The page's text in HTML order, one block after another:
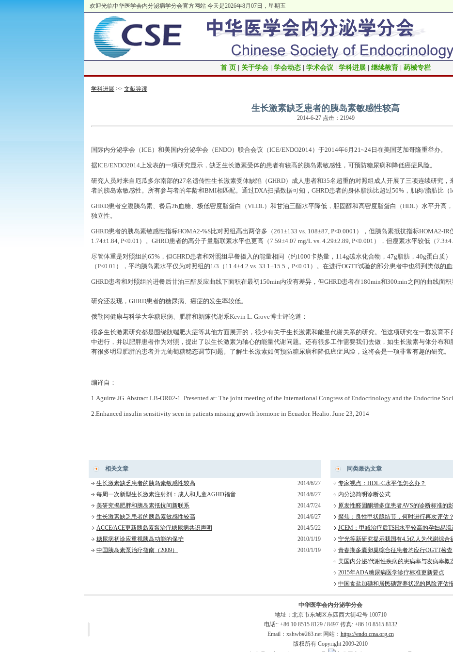
欢迎光临中华医学会内分泌病学分会官方网站 今天是2026年8月07日，星期五
首 页 关于学会 学会动态 学术会议 学科进展 继续教育 药械专栏
学科进展 >> 文献导读
生长激素缺乏患者的胰岛素敏感性较高
2014-6-27 点击：21949
国际内分泌学会（ICE）和美国内分泌学会（ENDO）联合会议（ICE/ENDO2014）于2014年6 月 21~24 日在美国芝加哥隆重举办。
据ICE/ENDO2014上发表的一项研究显示，缺乏生长激素受体的患者有较高的胰岛素敏感性，可预防糖尿病和降低癌症风险。
研究人员对来自厄瓜多尔南部的27名遗传性生长激素受体缺陷（GHRD）成人患者和35名超重的对照组成人开展了三项连续研究，
者的胰岛素敏感性。所有参与者的年龄和BMI相匹配。通过DXA扫描数据可知， GHRD患者的身体脂肪比超过50% ，肌肉/脂肪比（
GHRD患者空腹胰岛素、餐后2h 血糖、极低密度脂蛋白（VLDL）和甘油三酯水平降低，胆固醇和高密度脂蛋白（HDL）水平升高
独立性。
GHRD患者的胰岛素敏感性指标HOMA2-%S比对照组高出两倍多（261±133 vs. 108±87, P<0.0001 ）， 但胰岛素抵抗指标HOMA2-IR
1.74±1.84, P<0.01 ）。 GHRD患者的高分子量脂联素水平也更高（7.59±4.07 mg/L vs. 4.29±2.89, P<0.001 ），但瘦素水平较低（7.3±
尽管体重是对照组的65% ，但GHRD患者和对照组早餐摄入的能量相同（约1000卡热量， 114g碳水化合物， 47g脂肪， 40g蛋白质）
（P<0.01 ），平均胰岛素水平仅为对照组的1/3 （ 11.4±4.2 vs. 33.1±15.5 ， P<0.01 ）。在进行OGTT试验的部分患者中也得到类似的血
GHRD患者和对照组的进餐后甘油三酯反应曲线下面积在最初150min内没有差异，但GHRD患者在180min和300min之间的曲线面积
研究还发现， GHRD患者的糖尿病、癌症的发生率较低。
俄勒冈健康与科学大学糖尿病、肥胖和新陈代谢系Kevin L. Grove博士评论道：
很多生长激素研究都是围绕肢端肥大症等其他方面展开的，很少有关于生长激素和能量代谢关系的研究。但这项研究在一群发育
中进行，并以肥胖患者作为对照，提出了以生长激素为轴心的能量代谢问题。还有很多工作需要我们去做，如生长激素与体分布
有很多明显肥胖的患者并无葡萄糖稳态调节问题。了解生长激素如何预防糖尿病和降低癌症风险，这将会是一项非常有趣的研究。
编译自：
1.Aguirre JG. Abstract LB-OR02-1. Presented at: The joint meeting of the International Congress of Endocrinology and the Endocrine
2.Enhanced insulin sensitivity seen in patients missing growth hormone in Ecuador. Healio. June 23, 2014
相关文章
生长激素缺乏患者的胰岛素敏感性较高
2014/6/27
每周一次新型生长激素注射剂：成人和儿童AGHD福音
2014/6/27
美研究揭肥胖和胰岛素抵抗间新联系
2014/7/24
生长激素缺乏患者的胰岛素敏感性较高
2014/6/27
ACCE/ACE更新胰岛素泵治疗糖尿病共识声明
2014/5/22
糖尿病初诊应重视胰岛功能的保护
2010/1/19
中国胰岛素泵治疗指南（2009）
2010/1/19
同类最热文章
专家视点：HDL-C水平低怎么办？
内分泌简明诊断公式
原发性醛固酮增多症患者AVS的诊断标准的
聚焦：良性甲状腺结节，何时进行再次评估？
JCEM：甲减治疗后TSH水平较高的孕妇易流
宁光等新研究提示我国有4.5亿人为代谢综合
青春期多囊卵巢综合征患者均应行OGTT检查
美国内分泌/代谢性疾病的患病率与发病率概
2015年ADA糖尿病医学诊疗标准更新要点
中国食盐加碘和居民碘营养状况的风险评估
中华医学会内分泌学分会
地址：北京市东城区东四西大街42号 100710
电话:: +86 10 8515 8129 / 8497 传真: +86 10 8515 8132
Email：xshwb#263.net 网站： https://endo.cma.org.cn
版权所有 Copyright 2009-2010